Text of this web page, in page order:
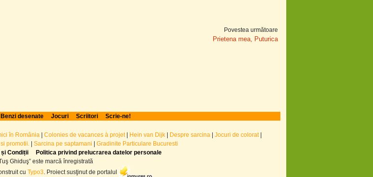
Povestea următoare
Prietena mea, Puturica
Benzi desenate Jocuri Scriitori Scrie-ne!
în România Colonies de vacances à projet| Hein van Dijk Despre sarcina Jocuri de colorat
promotii.| Sarcina pe saptamani
Gradinite Particulare Bucuresti
Condiții
Politica privind prelucrarea datelor personale
Ghiduş” este marcă înregistrată
cu Typo3 . Proiect susţinut de portalul